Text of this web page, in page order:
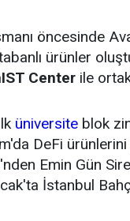
öncesinde
ürünler
Center ile
üniversite blok
DeFi
Emin Gün
İstanbul